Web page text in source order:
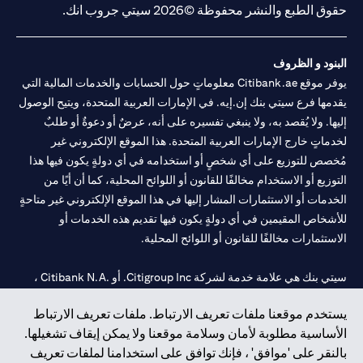
يستخدم موقعنا ملفات تعريف الارتباط. ملفات تعريف الارتباط
الأساسية مطلوبة لأمان وسلامة موقعنا ولا يمكن إيقاف تشغيلها.
بالنقر على 'موافق' ، فإنك توافق على استخدامنا لملفات تعريف
حقوق الطبع والنشر محفوظة ©2026 سيتي جروب انك.
البنود و الظروف
يوفر موقع Citibank.ae معلوماتٍ حول الحسابات والخدمات المالية التي
يقدمها فرع سيتي بنك إن.إيه. في الإمارات العربية المتحدة، ويتيح الوصول
إليها. ولا يُقصد به، ولا ينبغي تفسيره على أنه، عرضٌ أو دعوةٌ أو طلبٌ
لخدماتٍ خارج الإمارات العربية المتحدة. هذا الموقع الإلكتروني غير
مُخصص للتوزيع على أي شخصٍ أو استخدامه في أي دولةٍ يكون فيها هذا
التوزيع أو الاستخدام مخالفًا للقانون أو اللوائح المحلية، كما أن أيًا من
الخدمات أو الاستثمارات المشار إليها في هذا الموقع الإلكتروني غير متاحةٍ
للأشخاص المقيمين في أي دولةٍ يكون فيها تقديم هذه الخدمات أو
الاستثمارات مخالفًا للقانون أو اللوائح المحلية.
سيتي بنك هي علامة خدمة لشركة Citigroup Inc. أو .Citibank N.A ،
سيتي بنك إن. إيه. الإمارات مسجل لدى مصرف الإمارات المركزي تحت
أرقام التراخيص 202563 لفرع الوصل في دبي، 531989 لفرع مول